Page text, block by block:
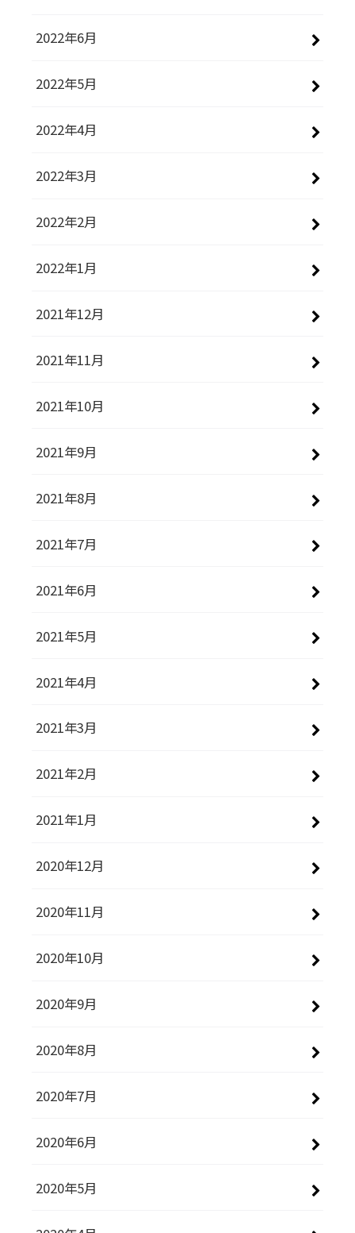
2022年6月
2022年5月
2022年4月
2022年3月
2022年2月
2022年1月
2021年12月
2021年11月
2021年10月
2021年9月
2021年8月
2021年7月
2021年6月
2021年5月
2021年4月
2021年3月
2021年2月
2021年1月
2020年12月
2020年11月
2020年10月
2020年9月
2020年8月
2020年7月
2020年6月
2020年5月